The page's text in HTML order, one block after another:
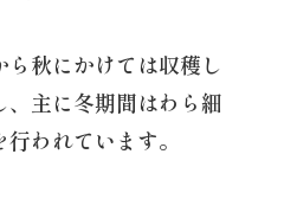
秋にかけては収穫し
、主に冬期間はわら細
われています。